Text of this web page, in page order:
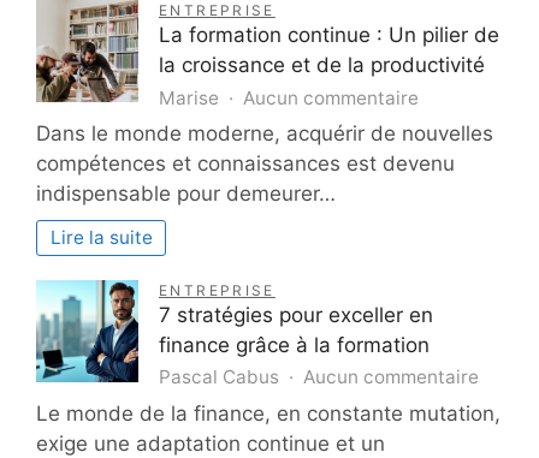
quelles
missions
ENTREPRISE
La formation continue : Un pilier de
la croissance et de la productivité
Marise Aucun commentaire
formation
continue
la
de
la
Dans le monde moderne, acquérir de nouvelles
compétences et connaissances est devenu
indispensable pour demeurer…
Lire la suite
ENTREPRISE
7 stratégies pour exceller en
finance grâce à la formation
Pascal Cabus Aucun commentaire
Le monde de la finance, en constante mutation,
exige une adaptation continue et un